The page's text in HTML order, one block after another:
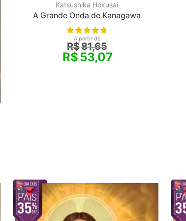
Katsushika Hokusai
A Grande Onda de Kanagawa
A partir de
R$81,65
R$53,07